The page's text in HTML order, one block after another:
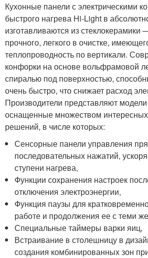
Кухонные панели с электрическими
быстрого нагрева Hi-Light в
изготавливаются из
прочного, легкого в очистке,
теплопроводность по вертикали.
конфорки на основе вольфрамовой
спиралью под поверхностью,
очень быстро, что снижает расход
Производители представляют
оснащенные множеством интересных
решений, в числе которых:
Сенсорные панели управления
последовательных нажатий,
ступени нагрева,
Функции сохранения настроек
отключения электроэнергии,
Функция паузы для
работе и продолжения ее с теми
Специальные таймеры варки яиц,
Встраивание в столешницу в
создания комбинированных зон